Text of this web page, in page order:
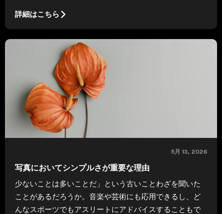
詳細はこちら
5月 13, 2026
写真においてシンプルさが重要な理由
少ないことは多いことだ」という古いことわざを聞いた
ことがあるだろうか。音楽や芸術にも応用できるし、ど
んなスポーツでもアスリートにアドバイスすることもで